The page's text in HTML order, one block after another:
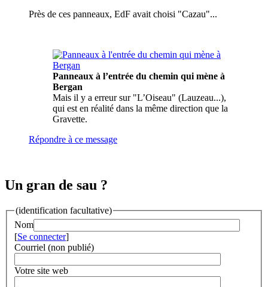
Près de ces panneaux, EdF avait choisi "Cazau"...
Panneaux à l’entrée du chemin qui mène à
Bergan
Mais il y a erreur sur "L’Oiseau" (Lauzeau...),
qui est en réalité dans la même direction que la
Gravette.
Répondre à ce message
Un gran de sau ?
(identification facultative)
Nom
[Se connecter]
Courriel (non publié)
Votre site web